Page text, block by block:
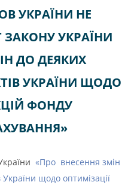
УКРАЇНИ НЕ
УКРАЇНИ
ДО ДЕЯКИХ
УКРАЇНИ ЩОДО
ФОНДУ
«Про внесення змін
щодо оптимізації